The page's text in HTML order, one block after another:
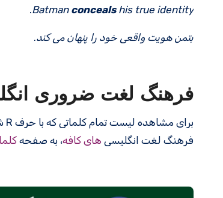
Batman concealshis true identity
.
بتمن هویت واقعی خود را پنهان می کند.
فرهنگ لغت ضروری
برای مشاهده لیست تمام کلماتی که با حرف R شروع می‌شوند، به صفحه
فرهنگ لغت انگلیسی های کافه، به صفحه